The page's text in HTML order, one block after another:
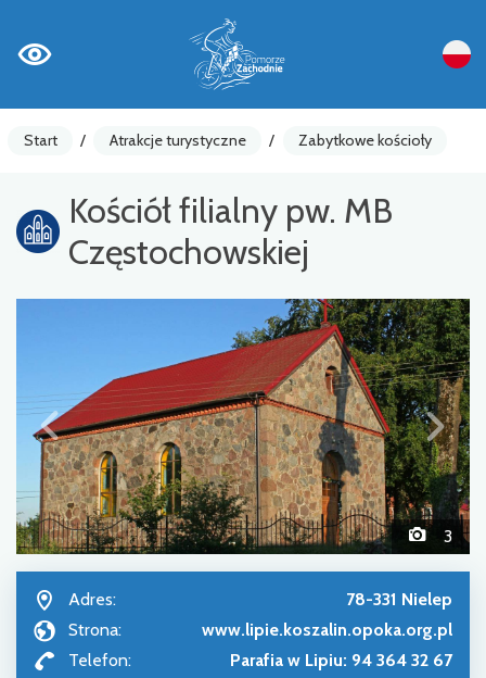
Start / Atrakcje turystyczne / Zabytkowe kościoły
Kościół filialny pw. MB
Częstochowskiej
3
Adres:
78-331 Nielep
Strona:
www.lipie.koszalin.opoka.org.pl
Telefon:
Parafia w Lipiu: 94 364 32 67